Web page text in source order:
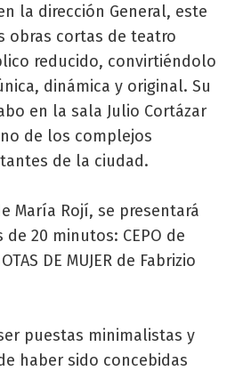
la dirección General, este
obras cortas de teatro
reducido, convirtiéndolo
dinámica y original. Su
en la sala Julio Cortázar
de los complejos
de la ciudad.
de María Rojí, se presentará
20 minutos: CEPO de
DE MUJER de Fabrizio
puestas minimalistas y
haber sido concebidas